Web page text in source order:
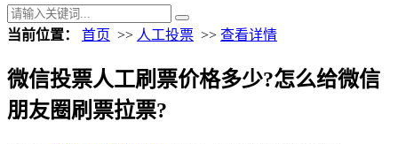
当前位置： 首页 >> 人工投票 >> 查看详情
微信投票人工刷票价格多少?怎么给微信
朋友圈刷票拉票?